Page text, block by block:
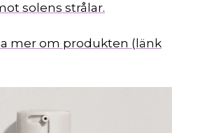
solens strålar.
mer om produkten (länk